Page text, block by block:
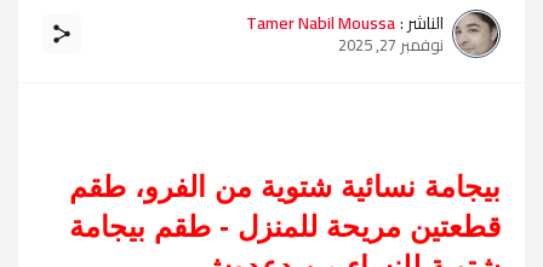
الناشر :Tamer Nabil Moussa
نوفمبر 27, 2025
بيجامة نسائية شتوية من الفرو، طقم
قطعتين مريحة للمنزل - طقم بيجامة